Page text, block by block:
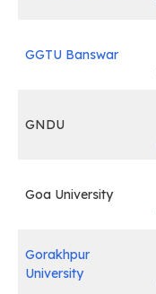
GGTU Banswar
GNDU
Goa University
Gorakhpur
University